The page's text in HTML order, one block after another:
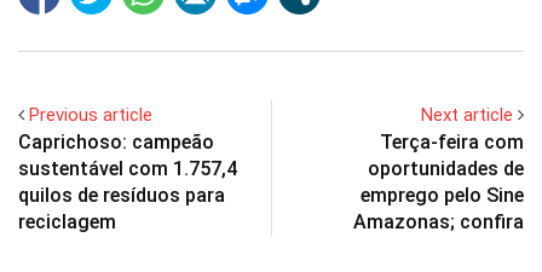
Previous article
Caprichoso: campeão
sustentável com 1.757,4
quilos de resíduos para
reciclagem
Next article
Terça-feira com
oportunidades de
emprego pelo Sine
Amazonas; confira